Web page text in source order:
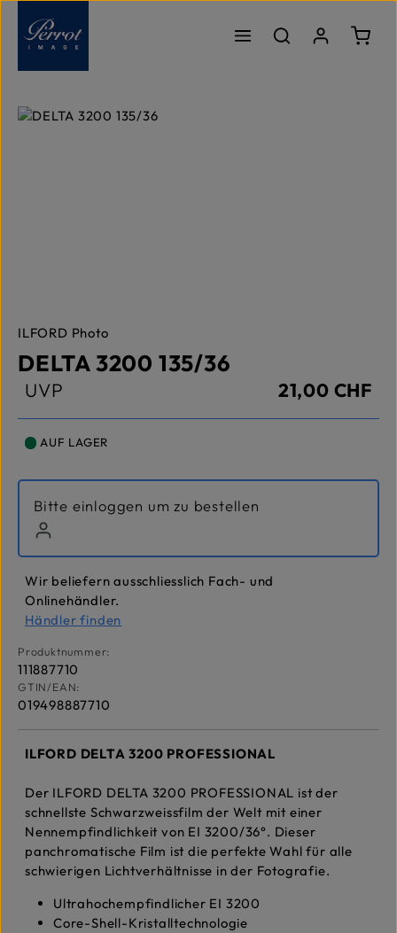
Zum Hauptinhalt springen
Bildergalerie überspringen
ILFORD Photo
DELTA 3200 135/36
UVP 21,00 CHF
AUF LAGER
Bitte einloggen um zu bestellen
Wir beliefern ausschliesslich Fach- und
Onlinehändler.
Händler finden
Produktnummer:
111887710
GTIN/EAN:
019498887710
ILFORD DELTA 3200 PROFESSIONAL
Der ILFORD DELTA 3200 PROFESSIONAL ist der
schnellste Schwarzweissfilm der Welt mit einer
Nennempfindlichkeit von EI 3200/36°. Dieser
panchromatische Film ist die perfekte Wahl für alle
schwierigen Lichtverhältnisse in der Fotografie.
Ultrahochempfindlicher EI 3200
Core-Shell-Kristalltechnologie